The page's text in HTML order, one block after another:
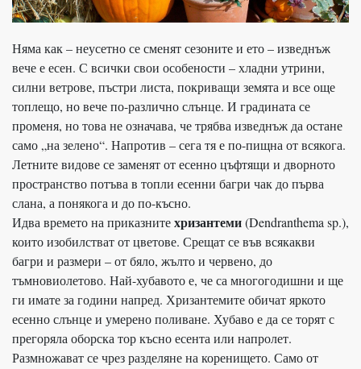
Няма как – неусетно се сменят сезоните и ето – изведнъж
вече е есен. С всички свои особености – хладни утрини,
силни ветрове, пъстри листа, покриващи земята и все още
топлещо, но вече по-различно слънце. И градината се
променя, но това не означава, че трябва изведнъж да остане
само „на зелено“. Напротив – сега тя е по-пищна от всякога.
Летните видове се заменят от есенно цъфтящи и дворното
пространство потъва в топли есенни багри чак до първа
слана, а понякога и до по-късно.
Идва времето на приказнитехризантеми(Dendranthema sp.),
които изобилстват от цветове. Срещат се във всякакви
багри и размери – от бяло, жълто и червено, до
тъмновиолетово. Най-хубавото е, че са многогодишни и ще
ги имате за години напред. Хризантемите обичат яркото
есенно слънце и умерено поливане. Хубаво е да се торят с
прегоряла оборска тор късно есента или напролет.
Размножават се чрез разделяне на коренището. Само от